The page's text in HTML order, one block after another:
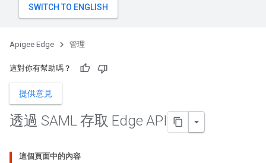
Apigee Edge 管理
這對你有幫助嗎？
提供意見
透過 SAML 存取 Edge API
這個頁面中的內容